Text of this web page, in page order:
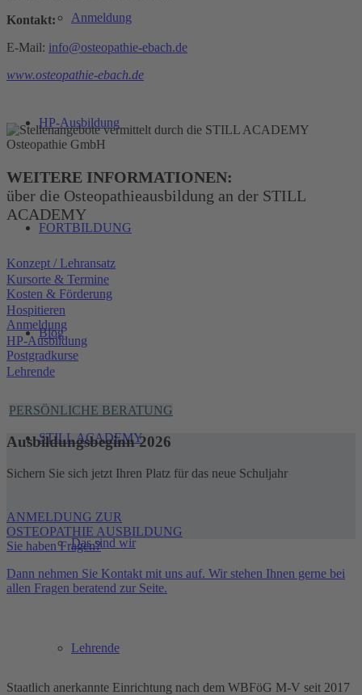
Anmeldung
HP-Ausbildung
FORTBILDUNG
Blog
STILL ACADEMY
Das sind wir
Lehrende
Kontakt:
E-Mail: info@osteopathie-ebach.de
www.osteopathie-ebach.de
WEITERE INFORMATIONEN:
über die Osteopathieausbildung an der STILL
ACADEMY
Konzept / Lehransatz
Kursorte & Termine
Kosten & Förderung
Hospitieren
Anmeldung
HP-Ausbildung
Postgradkurse
Lehrende
PERSÖNLICHE BERATUNG
Ausbildungsbeginn 2026
Sichern Sie sich jetzt Ihren Platz für das neue Schuljahr
ANMELDUNG ZUR
OSTEOPATHIE AUSBILDUNG
Sie haben Fragen?
Dann nehmen Sie Kontakt mit uns auf. Wir stehen Ihnen gerne bei
allen Fragen beratend zur Seite.
Staatlich anerkannte Einrichtung nach dem WBFöG M-V seit 2017